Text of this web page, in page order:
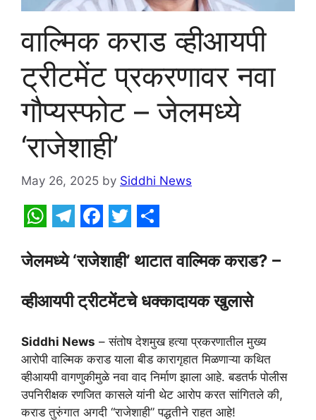
वाल्मिक कराड व्हीआयपी
ट्रीटमेंट प्रकरणावर नवा
गौप्यस्फोट – जेलमध्ये
‘राजेशाही’
May 26, 2025 by Siddhi News
h
t
A
p
p
e
e
r
a
m
a
e
o
o
k
w
t
e
r
h
r
e
जेलमध्ये ‘राजेशाही’ थाटात वाल्मिक कराड? –
व्हीआयपी ट्रीटमेंटचे धक्कादायक खुलासे
Siddhi News – संतोष देशमुख हत्या प्रकरणातील मुख्य
आरोपी वाल्मिक कराड याला बीड कारागृहात मिळणाऱ्या कथित
व्हीआयपी वागणुकीमुळे नवा वाद निर्माण झाला आहे. बडतर्फ पोलीस
उपनिरीक्षक रणजित कासले यांनी थेट आरोप करत सांगितले की,
कराड तुरुंगात अगदी “राजेशाही” पद्धतीने राहत आहे!